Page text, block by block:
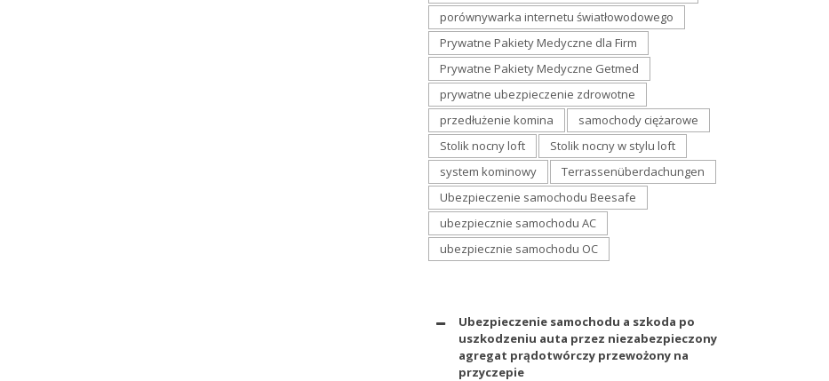
porównywarka internetu światłowodowego
Prywatne Pakiety Medyczne dla Firm
Prywatne Pakiety Medyczne Getmed
prywatne ubezpieczenie zdrowotne
przedłużenie komina
samochody ciężarowe
Stolik nocny loft
Stolik nocny w stylu loft
system kominowy
Terrassenüberdachungen
Ubezpieczenie samochodu Beesafe
ubezpiecznie samochodu AC
ubezpiecznie samochodu OC
Ubezpieczenie samochodu a szkoda po
uszkodzeniu auta przez niezabezpieczony
agregat prądotwórczy przewożony na
przyczepie